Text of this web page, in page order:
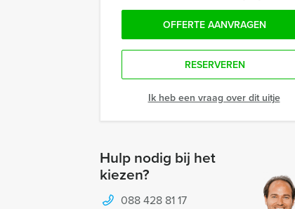
OFFERTE AANVRAGEN
RESERVEREN
Ik heb een vraag over dit uitje
Hulp nodig bij het
kiezen?
088 428 81 17